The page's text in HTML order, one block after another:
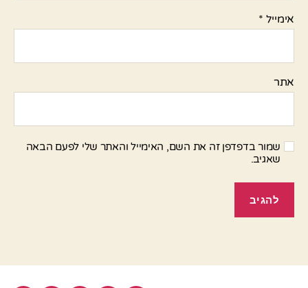
אימייל *
אתר
שמור בדפדפן זה את השם, האימייל והאתר שלי לפעם הבאה
שאגיב.